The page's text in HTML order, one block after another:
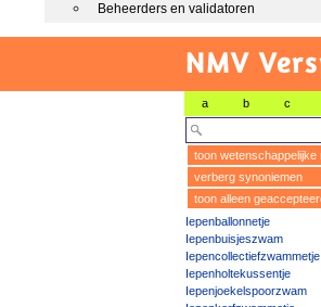
Beheerders en validatoren
NMV
a b c
toon wetenschappelijke
verberg synoniemen
toon alleen
Iepenballonnetje
Iepenbuisjeszwam
Iepencollectiefzwammetje
Iepenholtekussentje
Iepenjoekelspoorzwam